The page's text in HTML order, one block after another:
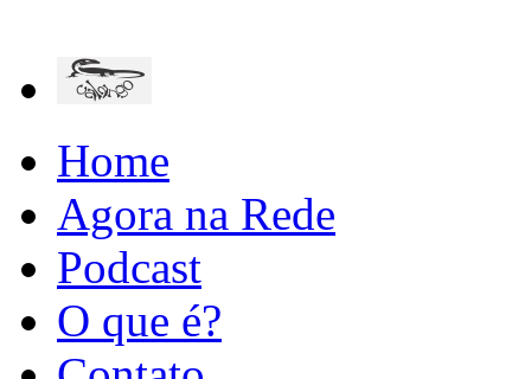
Home
Agora na Rede
Podcast
O que é?